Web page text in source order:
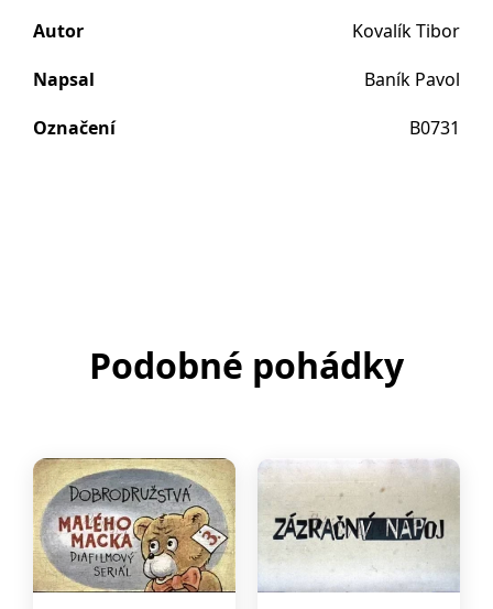
Autor
Kovalík Tibor
Napsal
Baník Pavol
Označení
B0731
Podobné pohádky